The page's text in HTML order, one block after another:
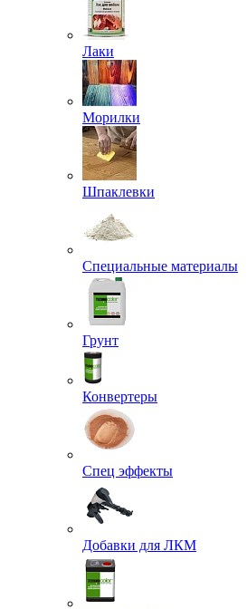
Лаки
Морилки
Шпаклевки
Специальные материалы
Грунт
Конвертеры
Спец эффекты
Добавки для ЛКМ